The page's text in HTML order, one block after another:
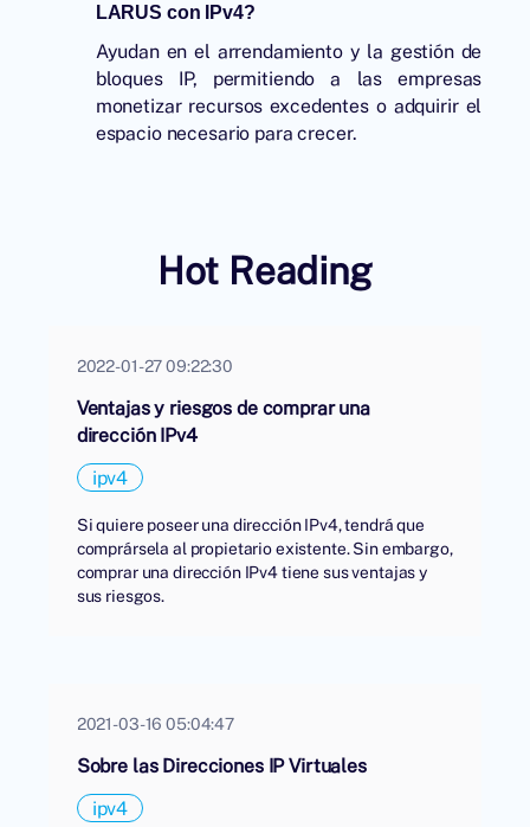
LARUS con IPv4?
Ayudan en el arrendamiento y la gestión de
bloques IP, permitiendo a las empresas
monetizar recursos excedentes o adquirir el
espacio necesario para crecer.
Hot Reading
2022-01-27 09:22:30
Ventajas y riesgos de comprar una
dirección IPv4
ipv4
Si quiere poseer una dirección IPv4, tendrá que
comprársela al propietario existente. Sin embargo,
comprar una dirección IPv4 tiene sus ventajas y
sus riesgos.
2021-03-16 05:04:47
Sobre las Direcciones IP Virtuales
ipv4